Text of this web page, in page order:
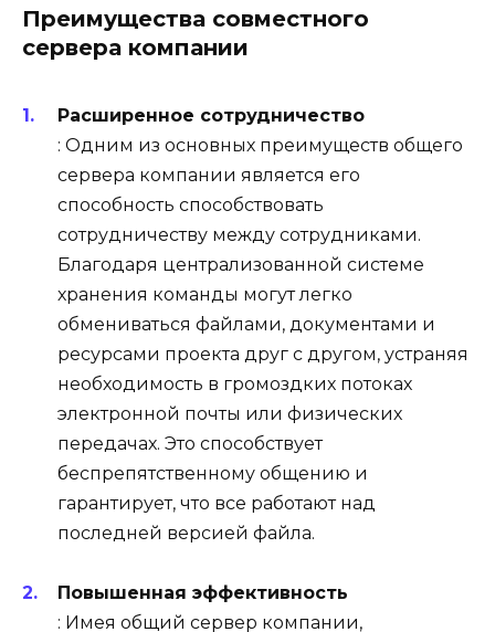
Преимущества совместного
сервера компании
Расширенное сотрудничество
: Одним из основных преимуществ общего
сервера компании является его
способность способствовать
сотрудничеству между сотрудниками.
Благодаря централизованной системе
хранения команды могут легко
обмениваться файлами, документами и
ресурсами проекта друг с другом, устраняя
необходимость в громоздких потоках
электронной почты или физических
передачах. Это способствует
беспрепятственному общению и
гарантирует, что все работают над
последней версией файла.
Повышенная эффективность
: Имея общий сервер компании,